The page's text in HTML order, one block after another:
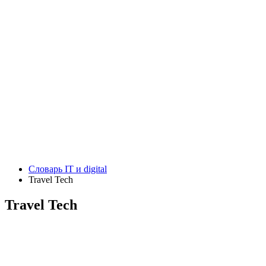
Словарь IT и digital
Travel Tech
Travel Tech